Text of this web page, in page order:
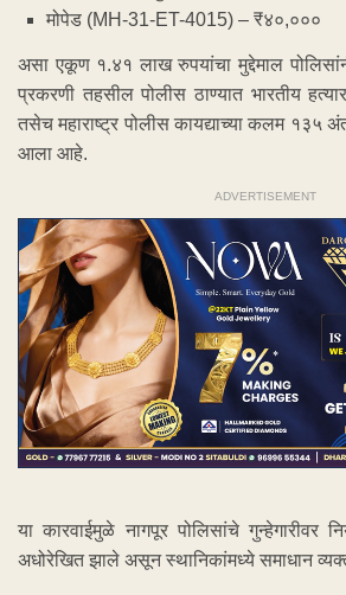
मोपेड (MH-31-ET-4015) – ₹४०,०००
असा एकूण १.४१ लाख रुपयांचा मुद्देमाल
प्रकरणी तहसील पोलीस ठाण्यात भारतीय
तसेच महाराष्ट्र पोलीस कायद्याच्या कलम १३५
आला आहे.
ADVERTISEMENT
या कारवाईमुळे नागपूर पोलिसांचे गुन्हेगारीवर
अधोरेखित झाले असून स्थानिकांमध्ये समाधान